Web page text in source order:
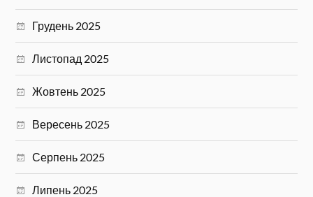
Грудень 2025
Листопад 2025
Жовтень 2025
Вересень 2025
Серпень 2025
Липень 2025